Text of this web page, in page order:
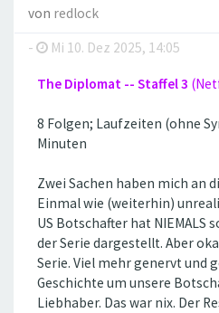
von redlock
-
Mi 10. Dez 2025, 14:05
The Diplomat -- Staffel 3
8 Folgen; Laufzeiten (ohne
Minuten
Zwei Sachen haben mich an
Einmal wie (weiterhin)
US Botschafter hat NIEMALS
der Serie dargestellt. Aber
Serie. Viel mehr genervt und
Geschichte um unsere
Liebhaber. Das war nix. Der